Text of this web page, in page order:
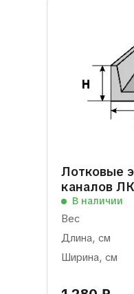
Лотковые
каналов
В наличии
Вес
Длина, см
Ширина, см